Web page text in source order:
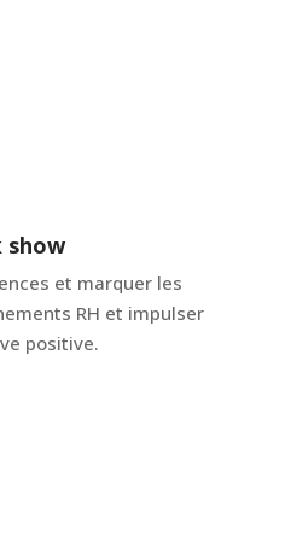
show
et marquer les
RH et impulser
positive.